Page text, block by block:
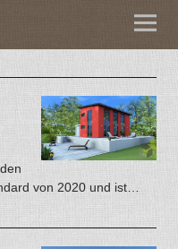
von 2020 und ist…